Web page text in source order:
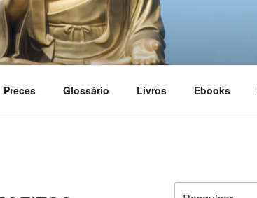
Preces Glossário Livros Ebooks